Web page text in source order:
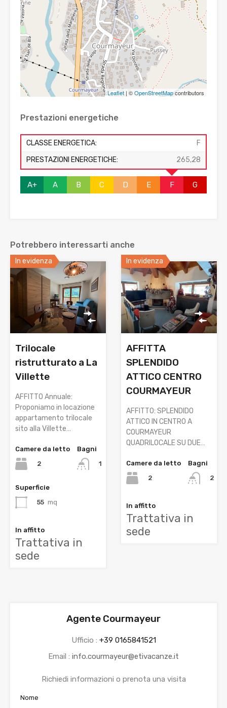
Leaflet | ©OpenStreetMapcontributors
Prestazioni energetiche
CLASSE ENERGETICA:
F
PRESTAZIONI ENERGETICHE:
265,28
A+ A B C D E F G
Potrebbero interessarti anche
In evidenza
Trilocale
ristrutturato a La
Villette
AFFITTO Annuale:
Proponiamo in locazione
appartamento trilocale
sito alla Villette…
Camere da letto
2
Bagni
1
Superficie
55 mq
In affitto
Trattativa in
sede
In evidenza
AFFITTA
SPLENDIDO
ATTICO CENTRO
COURMAYEUR
AFFITTO: SPLENDIDO
ATTICO IN CENTRO A
COURMAYEUR
QUADRILOCALE SU DUE…
Camere da letto
2
Bagni
2
In affitto
Trattativa in
sede
Agente Courmayeur
Ufficio : +39 0165841521
Email : info.courmayeur@etivacanze.it
Richiedi informazioni o prenota una visita
Nome